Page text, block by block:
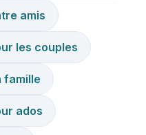
amis
les couples
famille
ados